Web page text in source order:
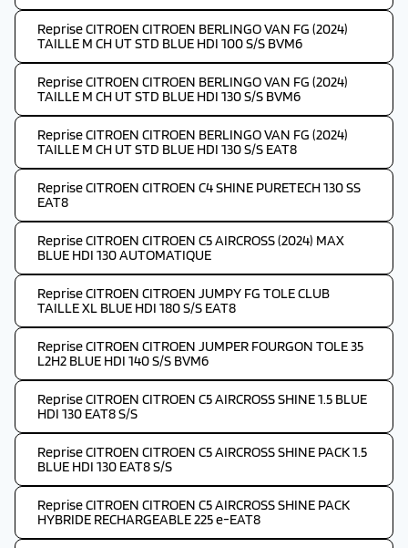
Reprise CITROEN CITROEN BERLINGO VAN FG (2024)
TAILLE M CH UT STD BLUE HDI 100 S/S BVM6
Reprise CITROEN CITROEN BERLINGO VAN FG (2024)
TAILLE M CH UT STD BLUE HDI 130 S/S BVM6
Reprise CITROEN CITROEN BERLINGO VAN FG (2024)
TAILLE M CH UT STD BLUE HDI 130 S/S EAT8
Reprise CITROEN CITROEN C4 SHINE PURETECH 130 SS
EAT8
Reprise CITROEN CITROEN C5 AIRCROSS (2024) MAX
BLUE HDI 130 AUTOMATIQUE
Reprise CITROEN CITROEN JUMPY FG TOLE CLUB
TAILLE XL BLUE HDI 180 S/S EAT8
Reprise CITROEN CITROEN JUMPER FOURGON TOLE 35
L2H2 BLUE HDI 140 S/S BVM6
Reprise CITROEN CITROEN C5 AIRCROSS SHINE 1.5 BLUE
HDI 130 EAT8 S/S
Reprise CITROEN CITROEN C5 AIRCROSS SHINE PACK 1.5
BLUE HDI 130 EAT8 S/S
Reprise CITROEN CITROEN C5 AIRCROSS SHINE PACK
HYBRIDE RECHARGEABLE 225 e-EAT8